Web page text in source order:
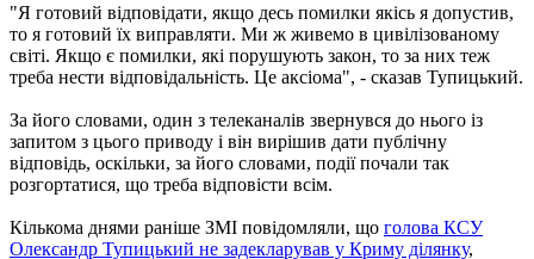
"Я готовий відповідати, якщо десь помилки якісь я допустив,
то я готовий їх виправляти. Ми ж живемо в цивілізованому
світі. Якщо є помилки, які порушують закон, то за них теж
треба нести відповідальність. Це аксіома", - сказав Тупицький.
За його словами, один з телеканалів звернувся до нього із
запитом з цього приводу і він вирішив дати публічну
відповідь, оскільки, за його словами, події почали так
розгортатися, що треба відповісти всім.
Кількома днями раніше ЗМІ повідомляли, що голова КСУ
Олександр Тупицький не задекларував у Криму ділянку,